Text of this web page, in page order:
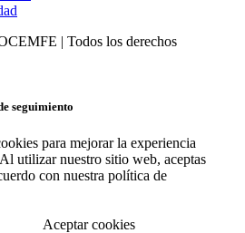
| Todos los derechos
seguimiento
para mejorar la experiencia
utilizar nuestro sitio web, aceptas
con nuestra política de
Aceptar cookies